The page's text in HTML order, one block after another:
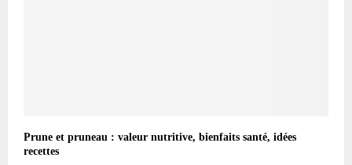
Prune et pruneau : valeur nutritive, bienfaits santé, idées
recettes